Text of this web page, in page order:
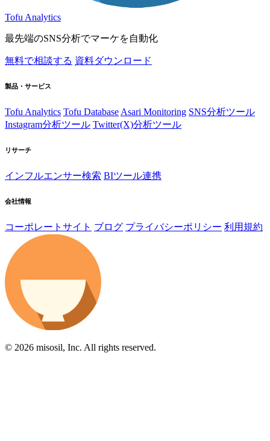
Tofu Analytics
最先端のSNS分析でマーケを自動化
無料で相談する 資料ダウンロード
製品・サービス
Tofu Analytics Tofu DatabaseAsari Monitoring SNS分析ツール
Instagram分析ツール Twitter(X)分析ツール
リサーチ
インフルエンサー検索 BIツール連携
会社情報
コーポレートサイト ブログ プライバシーポリシー 利用規約
© 2026 misosil, Inc. All rights reserved.